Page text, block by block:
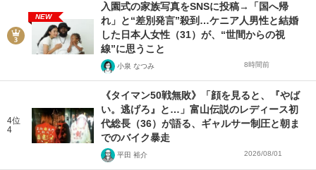
NEW
入園式の家族写真をSNSに投稿→「国へ帰
れ」と“差別発言”殺到…ケニア人男性と結婚
した日本人女性（31）が、“世間からの視
線”に思うこと
小泉 なつみ 8時間前
4位
4
《タイマン50戦無敗》「顔を見ると、『やば
い。逃げろ』と…」富山伝説のレディース初
代総長（36）が語る、ギャルサー制圧と朝ま
でのバイク暴走
平田 裕介 2026/08/01